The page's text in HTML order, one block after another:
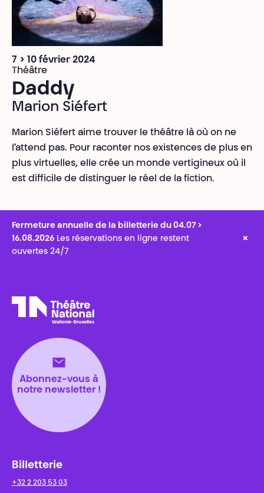
7 > 10 février 2024
Théâtre
Daddy
Marion Siéfert
Marion Siéfert aime trouver le théâtre là où on ne
l’attend pas. Pour raconter nos existences de plus en
plus virtuelles, elle crée un monde vertigineux où il
est difficile de distinguer le réel de la fiction.
Fermeture annuelle de la billetterie du 04.07 >
16.08.2026 Les réservations en ligne restent
ouvertes 24/7
×
Abonnez-vous à
notre newsletter !
Billetterie
+32 2 203 53 03